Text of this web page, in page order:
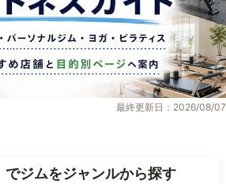
最終更新日：2026/08/07
でジムをジャンルから探す